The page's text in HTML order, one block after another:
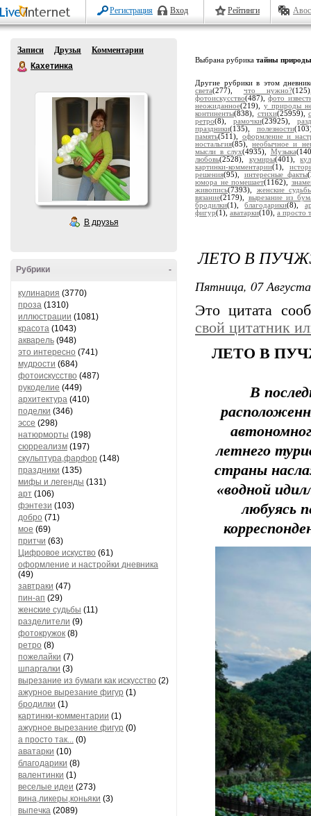
Регистрация Вход Рейтинги
Записи Друзья
Комментарии
Кахетинка
В друзья
-
Рубрики
кулинария (3770)
проза (1310)
иллюстрации (1081)
красота (1043)
акварель (948)
это интересно (741)
мудрости (684)
фотоискусство (487)
рукоделие (449)
архитектура (410)
поделки (346)
эссе (298)
натюрморты (198)
сюрреализм (197)
скульптура,фарфор (148)
праздники (135)
мифы и легенды (131)
арт (106)
фэнтези (103)
добро (71)
мое (69)
притчи (63)
Цифровое искуство (61)
оформление и настройки дневника
(49)
завтраки (47)
пин-ап (29)
женские судьбы (11)
разделители (9)
фотокружок (8)
ретро (8)
пожелайки (7)
шпаргалки (3)
вырезание из бумаги как искусство (2)
ажурное вырезание фигур (1)
бродилки (1)
картинки-комментарии (1)
ажурное вырезание фигур (0)
а просто так... (0)
аватарки (10)
благодарики (8)
валентинки (1)
веселые идеи (273)
вина,ликеры,коньяки (3)
выпечка (2089)
Выбрана рубрика тайны природы
Другие рубрики в этом
света(277), что нужно?
фотоискусство(487),фото
неожиданное(219), у природы
континенты(838), стихи(25959),
ретро(8), рамочки(23925),
праздники(135), полезности
память(511), оформление и
ностальгия(85),необычное и
мысли в слух(4935), Музыка
любовь(2528), кумиры(401),
картинки-комментарии(1),
решения(95), интересные факты
юмора не помешает(1162),
живопись(7393), женские
вязание(2179), вырезание из
бродилки(1),благодарики(8),
фигур(1), аватарки(10), а просто
ЛЕТО В
Пятница, 07
Это цитата
свой цитатник
ЛЕТО В
В
летнего
страны
«водной
любуясь